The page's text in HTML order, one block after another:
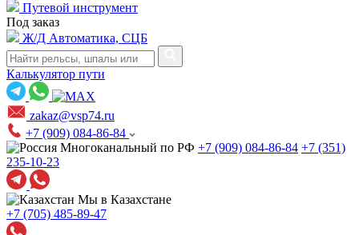
Путевой инструмент
Под заказ
Ж/Д Автоматика, СЦБ
Калькулятор пути
zakaz@vsp74.ru
+7 (909) 084-86-84
Многоканальный по РФ +7 (909) 084-86-84 +7 (351)
235-10-23
Мы в Казахстане
+7 (705) 485-89-47